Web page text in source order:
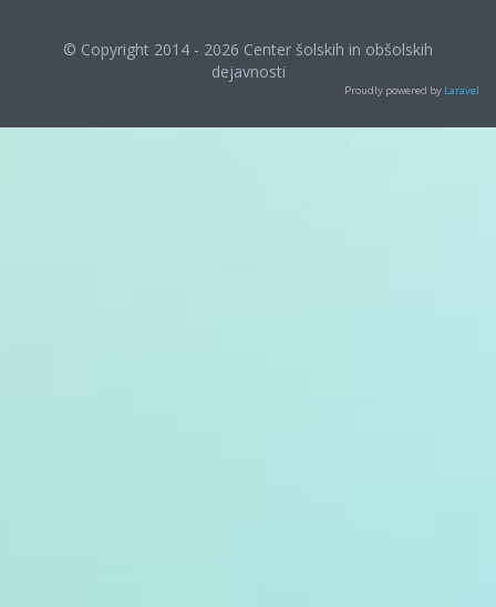
© Copyright 2014 - 2026 Center šolskih in obšolskih
dejavnosti
Proudly powered by Laravel